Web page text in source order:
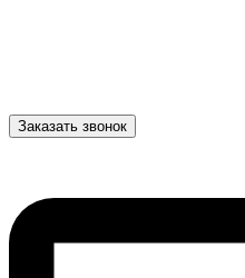
Заказать звонок